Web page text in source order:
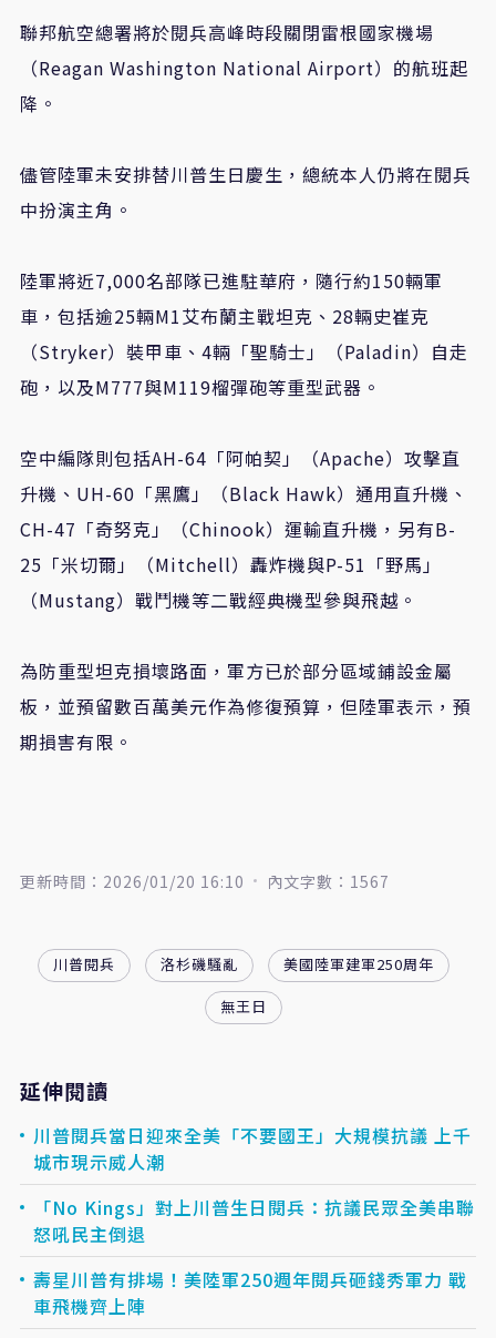
聯邦航空總署將於閱兵高峰時段關閉雷根國家機場
（Reagan Washington National Airport）的航班起
降。
儘管陸軍未安排替川普生日慶生，總統本人仍將在閱兵
中扮演主角。
陸軍將近7,000名部隊已進駐華府，隨行約150輛軍
車，包括逾25輛M1艾布蘭主戰坦克、28輛史崔克
（Stryker）裝甲車、4輛「聖騎士」（Paladin）自走
砲，以及M777與M119榴彈砲等重型武器。
空中編隊則包括AH-64「阿帕契」（Apache）攻擊直
升機、UH-60「黑鷹」（Black Hawk）通用直升機、
CH-47「奇努克」（Chinook）運輸直升機，另有B-
25「米切爾」（Mitchell）轟炸機與P-51「野馬」
（Mustang）戰鬥機等二戰經典機型參與飛越。
為防重型坦克損壞路面，軍方已於部分區域鋪設金屬
板，並預留數百萬美元作為修復預算，但陸軍表示，預
期損害有限。
更新時間：2026/01/20 16:10 內文字數：1567
川普閱兵 洛杉磯騷亂
美國陸軍建軍250周年
無王日
延伸閱讀
川普閱兵當日迎來全美「不要國王」大規模抗議 上千
城市現示威人潮
「No Kings」對上川普生日閱兵：抗議民眾全美串聯
怒吼民主倒退
壽星川普有排場！美陸軍250週年閱兵砸錢秀軍力 戰
車飛機齊上陣